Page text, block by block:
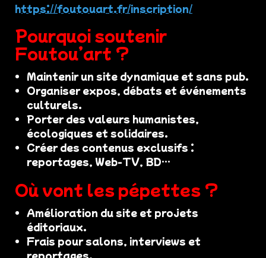
https://foutouart.fr/inscription/
Pourquoi soutenir
Foutou’art ?
Maintenir un site dynamique et sans pub.
Organiser expos, débats et événements
culturels.
Porter des valeurs humanistes,
écologiques et solidaires.
Créer des contenus exclusifs :
reportages, Web-TV, BD…
Où vont les pépettes ?
Amélioration du site et projets
éditoriaux.
Frais pour salons, interviews et
reportages.